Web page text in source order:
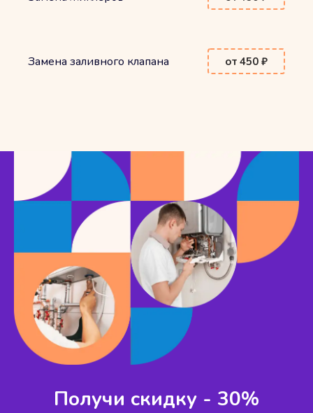
Замена заливного клапана от 450 ₽
Получи скидку - 30%